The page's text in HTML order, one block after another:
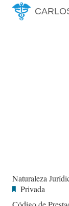
Naturaleza
Privada